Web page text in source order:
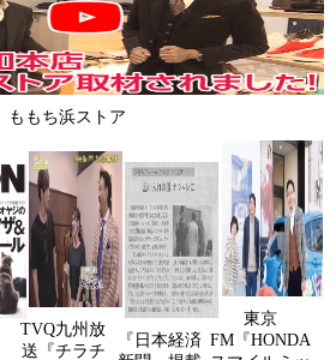
ももち浜ストア
TVQ九州放
送『チラチ
『日本経済
東京
FM『HONDA